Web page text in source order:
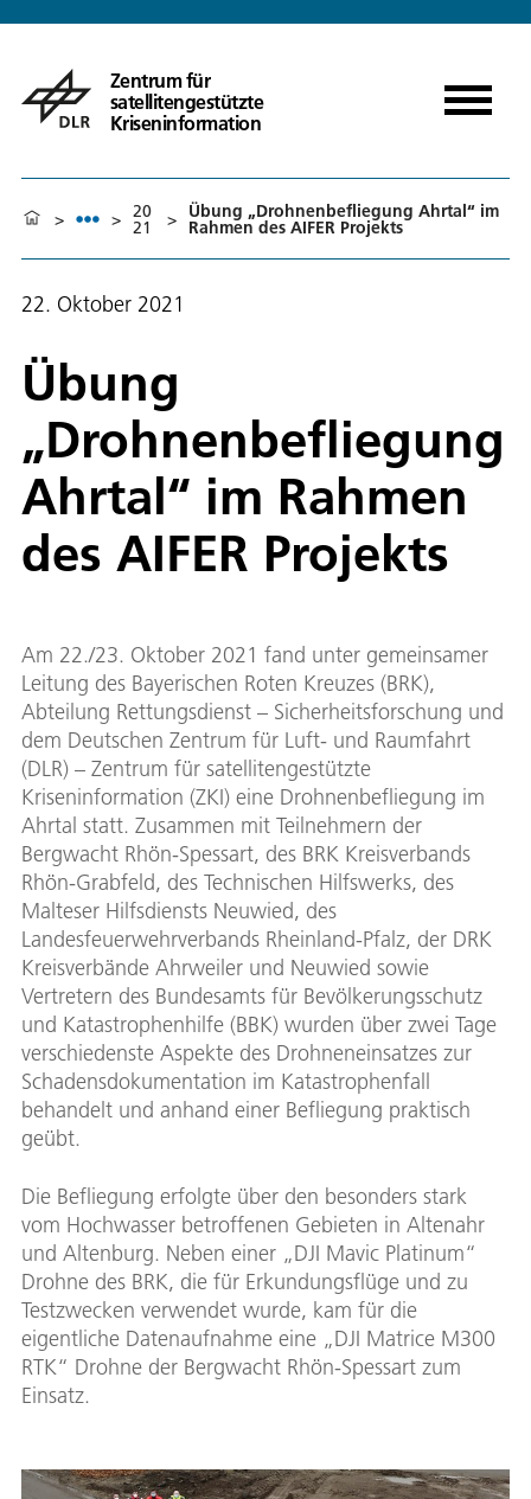
Zentrum für
satellitengestützte
Kriseninformation
> > 20
21 > Übung „Drohnenbefliegung Ahrtal“ im
Rahmen des AIFER Projekts
22. Oktober 2021
Übung
„Drohnenbefliegung
Ahrtal“ im Rahmen
des AIFER Projekts
Am 22./23. Oktober 2021 fand unter gemeinsamer
Leitung des Bayerischen Roten Kreuzes (BRK),
Abteilung Rettungsdienst – Sicherheitsforschung und
dem Deutschen Zentrum für Luft- und Raumfahrt
(DLR) – Zentrum für satellitengestützte
Kriseninformation (ZKI) eine Drohnenbefliegung im
Ahrtal statt. Zusammen mit Teilnehmern der
Bergwacht Rhön-Spessart, des BRK Kreisverbands
Rhön-Grabfeld, des Technischen Hilfswerks, des
Malteser Hilfsdiensts Neuwied, des
Landesfeuerwehrverbands Rheinland-Pfalz, der DRK
Kreisverbände Ahrweiler und Neuwied sowie
Vertretern des Bundesamts für Bevölkerungsschutz
und Katastrophenhilfe (BBK) wurden über zwei Tage
verschiedenste Aspekte des Drohneneinsatzes zur
Schadensdokumentation im Katastrophenfall
behandelt und anhand einer Befliegung praktisch
geübt.
Die Befliegung erfolgte über den besonders stark
vom Hochwasser betroffenen Gebieten in Altenahr
und Altenburg. Neben einer „DJI Mavic Platinum“
Drohne des BRK, die für Erkundungsflüge und zu
Testzwecken verwendet wurde, kam für die
eigentliche Datenaufnahme eine „DJI Matrice M300
RTK“ Drohne der Bergwacht Rhön-Spessart zum
Einsatz.